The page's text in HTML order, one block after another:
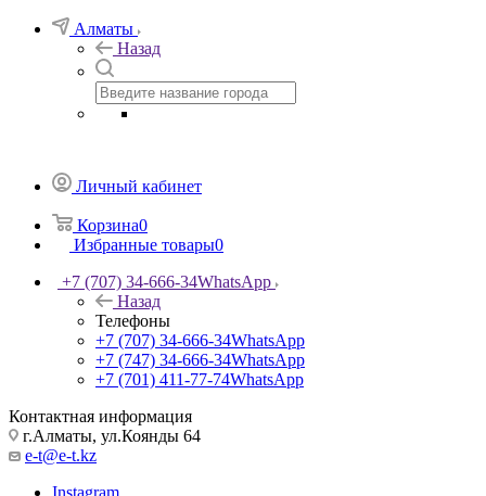
Алматы
Назад
Личный кабинет
Корзина0
Избранные товары0
+7 (707) 34-666-34WhatsApp
Назад
Телефоны
+7 (707) 34-666-34WhatsApp
+7 (747) 34-666-34WhatsApp
+7 (701) 411-77-74WhatsApp
Контактная информация
г.Алматы, ул.Коянды 64
e-t@e-t.kz
Instagram